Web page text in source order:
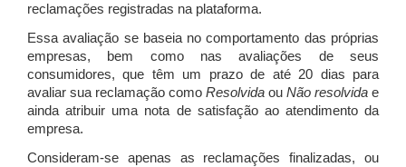
reclamações registradas na plataforma.
Essa avaliação se baseia no comportamento das próprias
empresas, bem como nas avaliações de seus
consumidores, que têm um prazo de até 20 dias para
avaliar sua reclamação como Resolvida ou Não resolvida e
ainda atribuir uma nota de satisfação ao atendimento da
empresa.
Consideram-se apenas as reclamações finalizadas, ou